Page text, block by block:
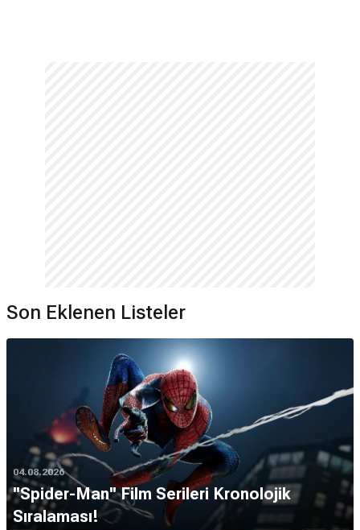
Son Eklenen Listeler
04.08.2026
''Spider-Man'' Film Serileri Kronolojik
Sıralaması!